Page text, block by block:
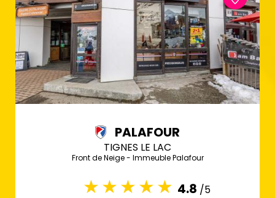
PALAFOUR
TIGNES LE LAC
Front de Neige - Immeuble Palafour
4.8 /5